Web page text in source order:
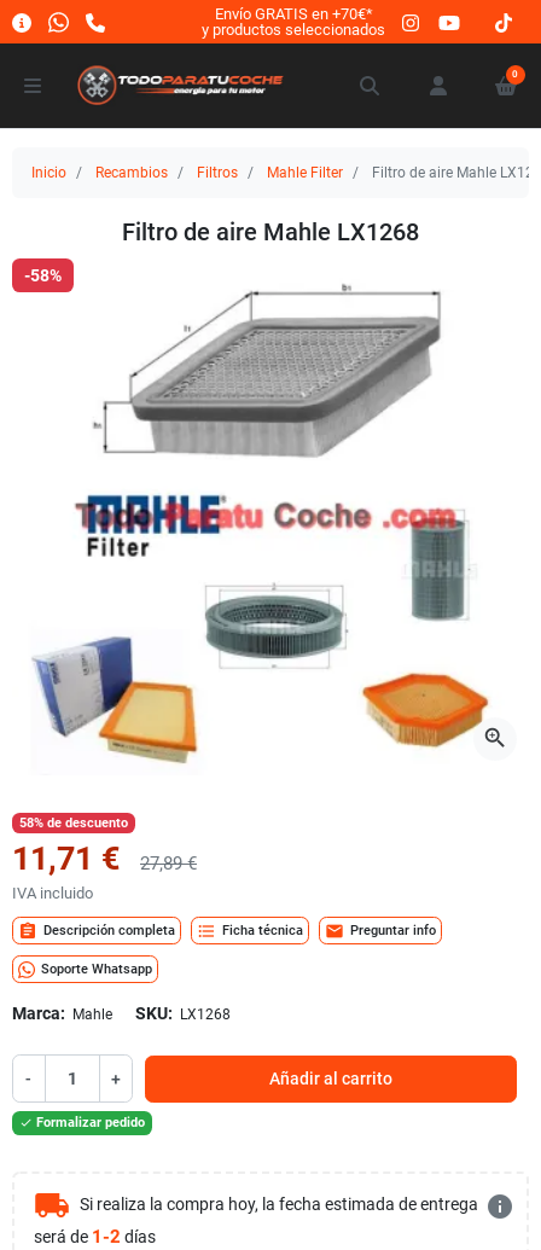
Envío GRATIS en +70€*
y productos seleccionados
0
Inicio Recambios Filtros Mahle Filter Filtro de aire Mahle
Filtro de aire Mahle LX1268
-58%
zoom_in
58% de descuento
11,71 € 27,89 €
IVA incluido
assignment Descripción completa format_list_bulleted Ficha técnica mail Preguntar info
Soporte Whatsapp
Marca: Mahle SKU: LX1268
- + Añadir al carrito
 Formalizar pedido
local_shipping Si realiza la compra hoy, la fecha estimada de entrega
será de 1-2 días
info